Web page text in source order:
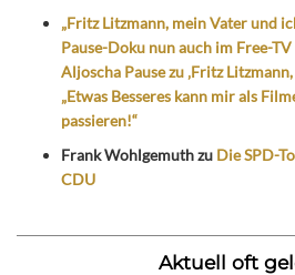
„Fritz Litzmann, mein Vater und
Pause-Doku nun auch im Free-
Aljoscha Pause zu ‚Fritz
„Etwas Besseres kann mir als
passieren!“
Frank Wohlgemuthzu Die SPD-
CDU
Aktuell oft